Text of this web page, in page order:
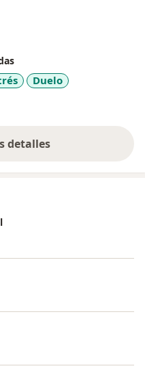
Duelo
detalles
la experiencia